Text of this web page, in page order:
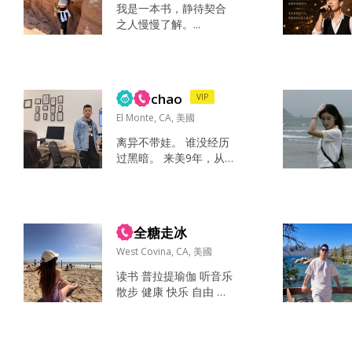
我是一本书，静待契合
之人慢慢了解。...
chao VIP
El Monte, CA, 美國
离异不带娃。 谁没经历
过黑暗。 来美9年，从事
全糖走冰
West Covina, CA, 美國
读书 普拉提瑜伽 听音乐
散步 健康 快乐 自由 生